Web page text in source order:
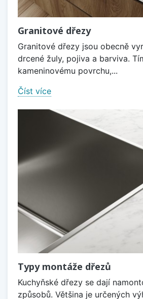
Granitové dřezy
Granitové dřezy jsou obecně
drcené žuly, pojiva a barviva.
kameninovému povrchu,...
Číst více
Typy montáže dřezů
Kuchyňské dřezy se dají
způsobů. Většina je určených